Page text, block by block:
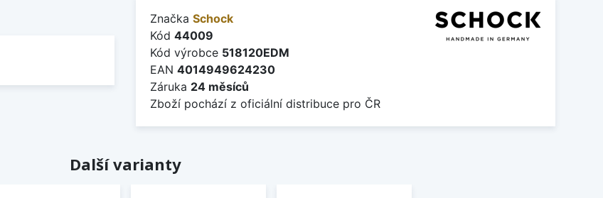
Značka Schock
Kód 44009
Kód výrobce 518120EDM
EAN 4014949624230
Záruka 24 měsíců
Zboží pochází z oficiální distribuce pro ČR
Další varianty